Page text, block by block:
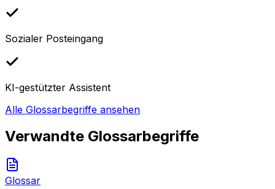
Sozialer Posteingang
KI-gestützter Assistent
Alle Glossarbegriffe ansehen
Verwandte Glossarbegriffe
Glossar